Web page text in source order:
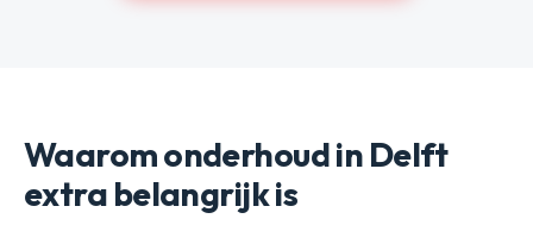
Waarom onderhoud in Delft
extra belangrijk is